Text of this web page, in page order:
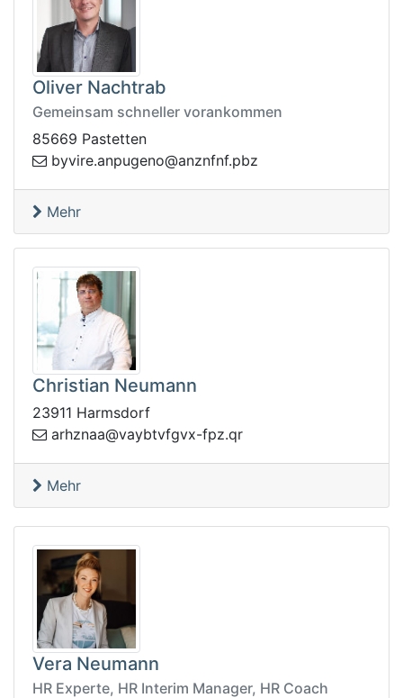
Oliver Nachtrab
Gemeinsam schneller vorankommen
85669 Pastetten
zbp.fnfnzna@onegupna.eriv
yb
Mehr
Christian Neumann
23911 Harmsdorf
rq.zpf-xv
gfvtbyav@aanzhra
Mehr
Vera Neumann
HR Experte, HR Interim Manager, HR Coach